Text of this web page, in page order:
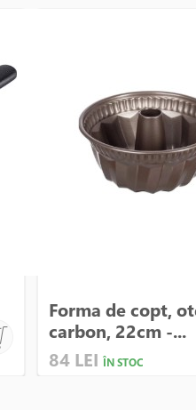
Forma de copt,
carbon, 22cm -...
84 LEI ÎN STOC